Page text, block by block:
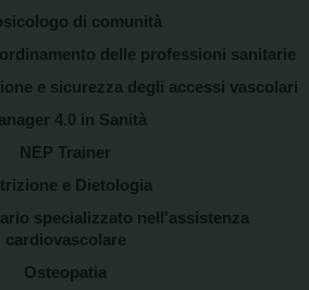
di comunità
delle professioni sanitarie
e sicurezza degli accessi vascolari
4.0 in Sanità
NEP Trainer
e Dietologia
specializzato nell'assistenza
cardiovascolare
Osteopatia